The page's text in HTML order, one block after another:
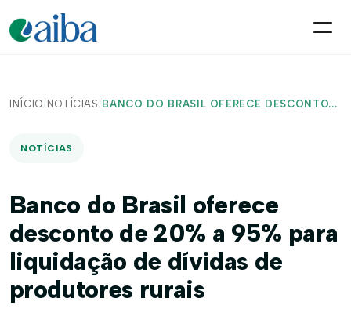
INÍCIO/ NOTÍCIAS / BANCO DO BRASIL OFERECE DESCONTO...
NOTÍCIAS
Banco do Brasil oferece
desconto de 20% a 95% para
liquidação de dívidas de
produtores rurais